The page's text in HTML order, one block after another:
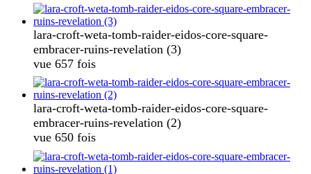
lara-croft-weta-tomb-raider-eidos-core-square-
embracer-ruins-revelation (3)
vue 657 fois
lara-croft-weta-tomb-raider-eidos-core-square-
embracer-ruins-revelation (2)
vue 650 fois